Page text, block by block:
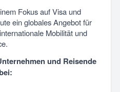
Fokus auf Visa und
ein globales Angebot für
Mobilität und
und Reisende